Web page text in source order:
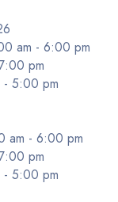
am - 6:00 pm
pm
- 5:00 pm
am - 6:00 pm
pm
- 5:00 pm